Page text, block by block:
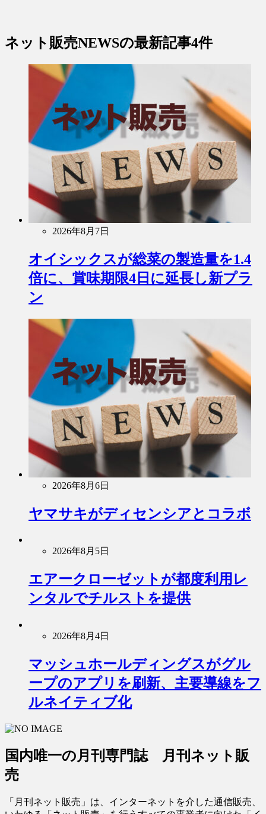
ネット販売NEWSの最新記事4件
2026年8月7日
オイシックスが総菜の製造量を1.4
倍に、賞味期限4日に延長し新プラ
ン
2026年8月6日
ヤマサキがディセンシアとコラボ
2026年8月5日
エアークローゼットが都度利用レ
ンタルでチルストを提供
2026年8月4日
マッシュホールディングスがグル
ープのアプリを刷新、主要導線をフ
ルネイティブ化
国内唯一の月刊専門誌 月刊ネット販
売
「月刊ネット販売」は、インターネットを介した通信販売、